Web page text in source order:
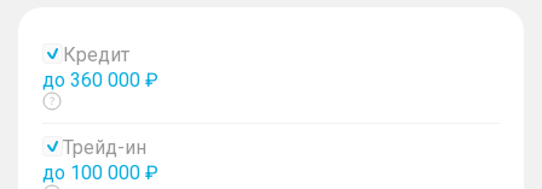
Кредит
до 360 000 ₽
Показать
Трейд-ин
до 100 000 ₽